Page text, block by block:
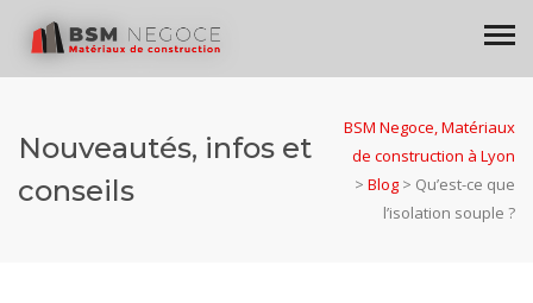
Nouveautés, infos et
conseils
BSM Negoce, Matériaux
de construction à Lyon
> Blog > Qu’est-ce que
l’isolation souple ?